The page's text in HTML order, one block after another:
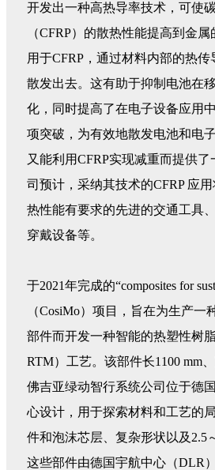
开发出一种高热导率技术，可使
（CFRP）的散热性能提高到金
用于CFRP，通过材料内部的热
散发出去。这有助于抑制电池在
化，同时提高了在电子设备应用
项突破，为有效地散发电池和电
又能利用CFRP实现减重而提供
司预计，采纳其技术的CFRP 应
热性能有要求的先进的交通工具
穿戴设备等。
于2021年完成的“composites for
（CosiMo）项目，旨在为生产一
部件而开发一种智能的热塑性树
RTM）工艺。该部件长1100 mm
佛吉亚绿动智行系统公司位于德
心设计，用于探索材料和工艺的
件和泡沫芯层、复杂形状以及2.5
这些部件由德国宇航中心（DLR